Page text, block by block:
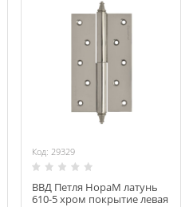
Код: 29329
ВВД Петля НораМ латунь
610-5 хром покрытие левая